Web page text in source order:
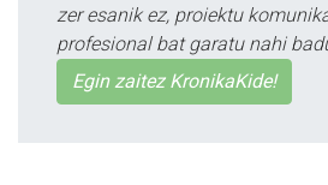
zer esanik ez, proiektu
profesional bat garatu nahi
Egin zaitez KronikaKide!